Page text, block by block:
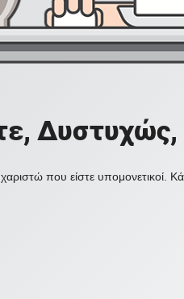
Δυστυχώς,
που είστε υπομονετικοί.